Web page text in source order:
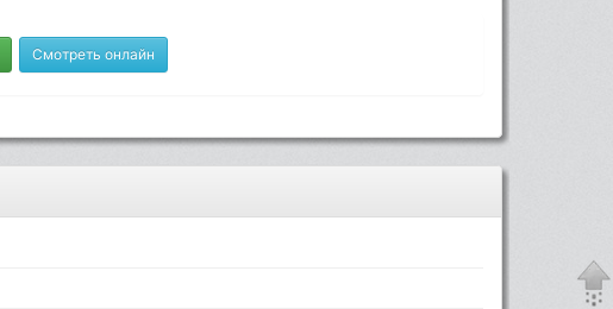
Смотреть онлайн